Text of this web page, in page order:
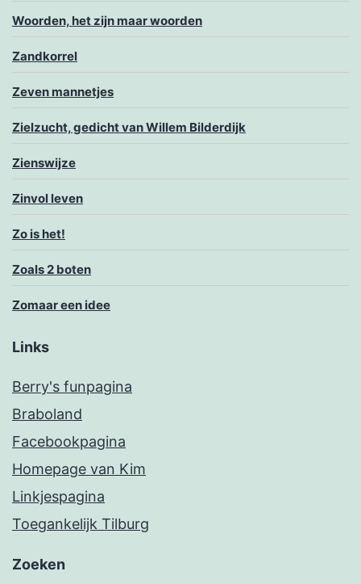
Woorden, het zijn maar woorden
Zandkorrel
Zeven mannetjes
Zielzucht, gedicht van Willem Bilderdijk
Zienswijze
Zinvol leven
Zo is het!
Zoals 2 boten
Zomaar een idee
Links
Berry's funpagina
Braboland
Facebookpagina
Homepage van Kim
Linkjespagina
Toegankelijk Tilburg
Zoeken